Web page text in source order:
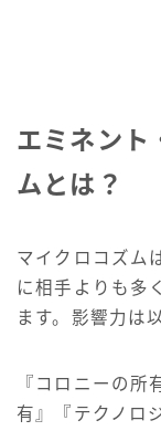
エミネント
ムとは？
マイクロコズム
に相手よりも多
ます。影響力は
『コロニーの所
有』『テクノロ